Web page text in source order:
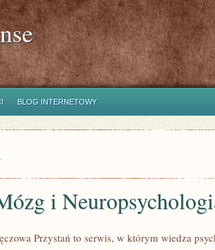
BLOG INTERNETOWY
i
Przystań to serwis, w którym wiedza